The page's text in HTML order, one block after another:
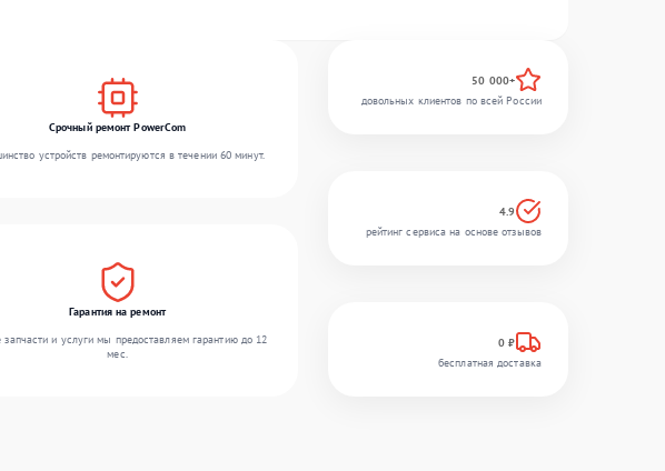
Срочный ремонт PowerCom
устройств ремонтируются в течении 60 минут.
Гарантия на ремонт
и услуги мы предоставляем гарантию до 12
мес.
50 000+
довольных клиентов по всей России
4.9
рейтинг сервиса на основе отзывов
0 ₽
бесплатная доставка